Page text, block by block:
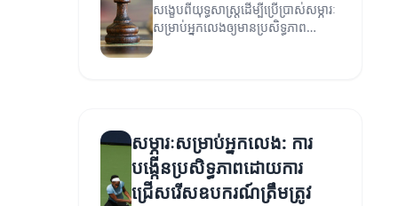
សង្ខេបពីយុទ្ធសាស្ត្រដើម្បីប្រើប្រាស់សម្ភារៈ
សម្រាប់អ្នកលេងឲ្យមានប្រសិទ្ធភាព
សម្ភារៈសម្រាប់អ្នកលេង: ការ
បង្កើនប្រសិទ្ធភាពដោយការ
ជ្រើសរើសឧបករណ៍ត្រឹមត្រូវ